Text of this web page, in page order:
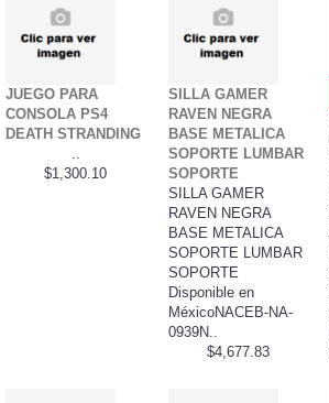
JUEGO PARA
CONSOLA PS4
DEATH STRANDING
..
$1,300.10
SILLA GAMER
RAVEN NEGRA
BASE METALICA
SOPORTE LUMBAR
SOPORTE
SILLA GAMER
RAVEN NEGRA
BASE METALICA
SOPORTE LUMBAR
SOPORTE
Disponible en
MéxicoNACEB-NA-
0939N..
$4,677.83